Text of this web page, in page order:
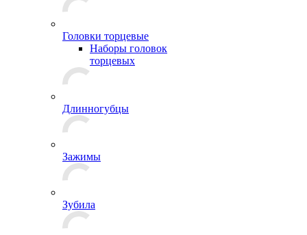
Головки торцевые
Наборы головок
торцевых
Длинногубцы
Зажимы
Зубила